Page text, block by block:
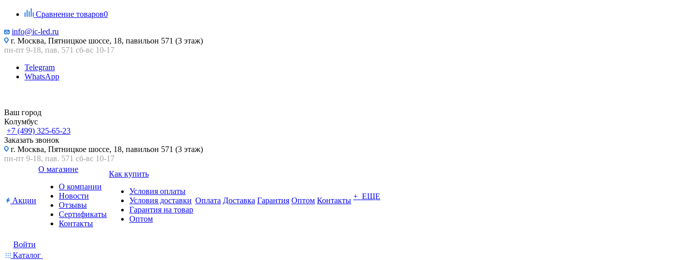
Сравнение товаров0
info@ic-led.ru
г. Москва, Пятницкое шоссе, 18, павильон 571 (3 этаж)
пн-пт 9-18, пав. 571 сб-вс 10-17
Telegram
WhatsApp
Ваш город
Колумбус
+7 (499) 325-65-23
Заказать звонок
г. Москва, Пятницкое шоссе, 18, павильон 571 (3 этаж)
пн-пт 9-18, пав. 571 сб-вс 10-17
Акции
О магазине
О компании
Новости
Отзывы
Сертификаты
Контакты
Как купить
Условия оплаты
Условия доставки
Гарантия на товар
Оптом
Оплата Доставка Гарантия Оптом Контакты + ЕЩЕ
Войти
Каталог